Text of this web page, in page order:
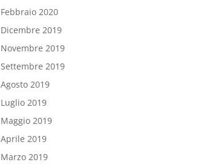
Febbraio 2020
Dicembre 2019
Novembre 2019
Settembre 2019
Agosto 2019
Luglio 2019
Maggio 2019
Aprile 2019
Marzo 2019